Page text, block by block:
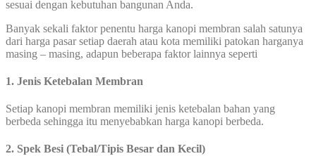
sesuai dengan kebutuhan bangunan Anda.
Banyak sekali faktor penentu harga kanopi membran salah satunya
dari harga pasar setiap daerah atau kota memiliki patokan harganya
masing – masing, adapun beberapa faktor lainnya seperti
1. Jenis Ketebalan Membran
Setiap kanopi membran memiliki jenis ketebalan bahan yang
berbeda sehingga itu menyebabkan harga kanopi berbeda.
2. Spek Besi (Tebal/Tipis Besar dan Kecil)